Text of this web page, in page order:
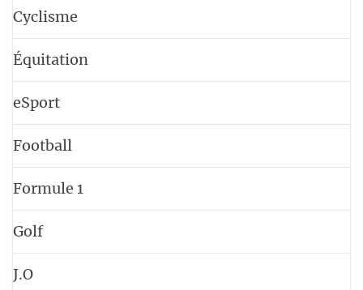
Cyclisme
Équitation
eSport
Football
Formule 1
Golf
J.O